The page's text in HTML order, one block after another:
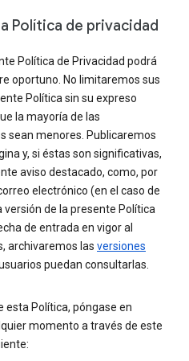
Política de privacidad
Política de Privacidad podrá
oportuno. No limitaremos sus
Política sin su expreso
la mayoría de las
sean menores. Publicaremos
y, si éstas son significativas,
aviso destacado, como, por
electrónico (en el caso de
de la presente Política
de entrada en vigor al
archivaremos las versiones
puedan consultarlas.
esta Política, póngase en
momento a través de este